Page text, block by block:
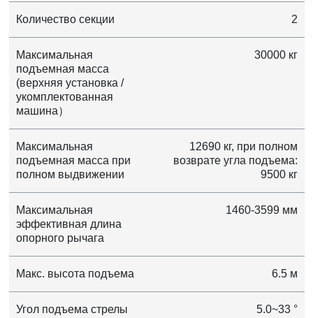
Количество секции 2
Максимальная
подъемная масса
(верхняя установка /
укомплектованная
машина）
30000 кг
Максимальная
подъемная масса при
полном выдвижении
12690 кг, при полном
возврате угла подъема:
9500 кг
Максимальная
эффективная длина
опорного рычага
1460-3599 мм
Макс. высота подъема 6.5 м
Угол подъема стрелы 5.0~33 °